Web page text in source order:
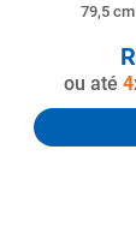
79,5
ou até 4